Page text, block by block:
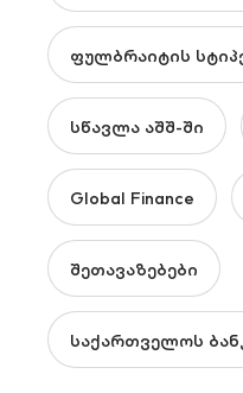
ფულბრაიტის
სწავლა აშშ-ში
Global Finance
შეთავაზებები
საქართველოს